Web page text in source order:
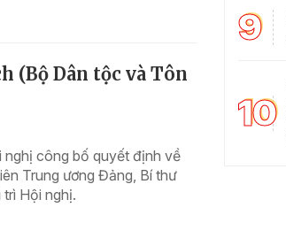
(Bộ Dân tộc và Tôn
công bố quyết định về
Trung ương Đảng, Bí thư
Hội nghị.
9
10